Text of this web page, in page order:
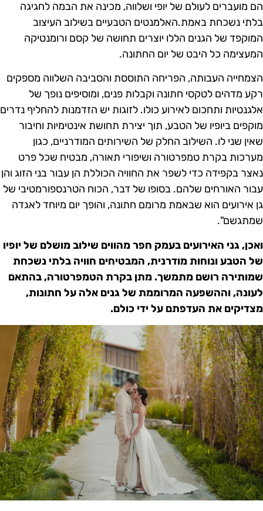
מועברים לעולם של יופי ושלווה, מכינה את הבמה לחגיגה
נשכחת באמת.האלמנטים הטבעיים בשילוב העיצוב
של הגנים הללו יוצרים תחושה של קסם ורומנטיקה
כל היבט של יום החתונה.
העבותה, הפריחה התוססת והסביבה השלווה מספקים
מדהים לטקסי חתונה וקבלות פנים, ומוסיפים נופך של
ותחכום לאירוע כולו. לזוגות יש הזדמנות להחליף נדרים
ביופיו של הטבע, תוך יצירת תחושת אינטימיות וחיבור
שני לו. השילוב החלק של השירותים המודרניים, כגון
בקרת טמפרטורה ושיפורי תאורה, מבטיח שכל פרט
בקפידה כדי לשפר את החוויה הכוללת הן עבור בני הזוג והן
האורחים שלהם. בסופו של דבר, הכוח הטרנספורמטיבי של
אירועים הוא שבאמת מרומם חתונה, והופך יום מיוחד לאגדה
גני האירועים בעמק חפר מהווים שילוב מושלם של יופיו
הטבע ונוחות מודרנית, המבטיחים חוויה בלתי נשכחת
רושם מתמשך. מתן בקרת הטמפרטורה, בהתאם
וההשפעה המרוממת של גנים אלה על חתונות,
את העדפתם על ידי כולם.